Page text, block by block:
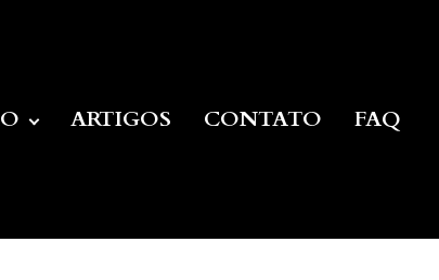
ARTIGOS CONTATO FAQ